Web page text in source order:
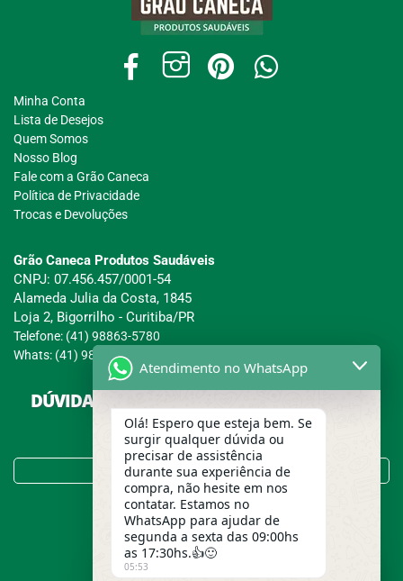
Minha Conta
Lista de Desejos
Quem Somos
Nosso Blog
Fale com a Grão Caneca
Política de Privacidade
Trocas e Devoluções
Grão Caneca Produtos Saudáveis
CNPJ: 07.456.457/0001-54
Alameda Julia da Costa, 1845
Loja 2, Bigorrilho - Curitiba/PR
Telefone: (41) 98863-5780
Whats: (41) 98863-5780
DÚVIDAS SOBRE COMPRAS, PAGAMENTOS E
ENTREGAS?
Tire suas Dúvidas no FAQ!
Atendimento no WhatsApp
Olá! Espero que esteja bem. Se
surgir qualquer dúvida ou
precisar de assistência
durante sua experiência de
compra, não hesite em nos
contatar. Estamos no
WhatsApp para ajudar de
segunda a sexta das 09:00hs
as 17:30hs.👍🙂
05:53